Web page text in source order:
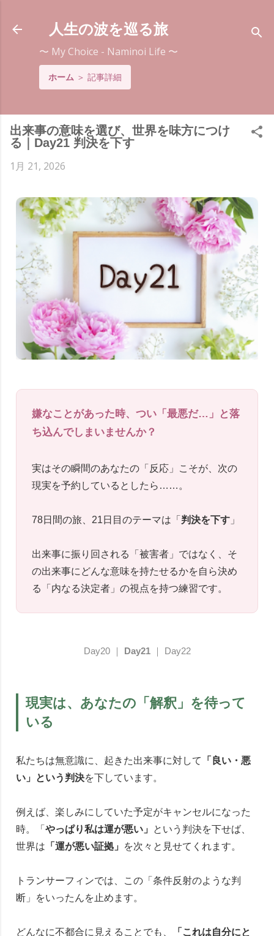
人生の波を巡る旅
〜 My Choice - Naminoi Life 〜
ホーム ＞ 記事詳細
出来事の意味を選び、世界を味方につけ
る｜Day21 判決を下す
1月 21, 2026
嫌なことがあった時、つい「最悪だ…」と落
ち込んでしまいませんか？
実はその瞬間のあなたの「反応」こそが、次の
現実を予約しているとしたら……。
78日間の旅、21日目のテーマは「 判決を下す 」
出来事に振り回される「被害者」ではなく、そ
の出来事にどんな意味を持たせるかを自ら決め
る「内なる決定者」の視点を持つ練習です。
Day20｜ Day21｜ Day22
現実は、あなたの「解釈」を待って
いる
私たちは無意識に、起きた出来事に対して
「良い・悪
い」という判決を下しています。
例えば、楽しみにしていた予定がキャンセルになった
時。「 やっぱり私は運が悪い」
という判決を下せば、
世界は 「運が悪い証拠」 を次々と見せてくれます。
トランサーフィンでは、この「条件反射のような判
断」をいったんを止めます。
どんなに不都合に見えることでも、
「これは自分にと